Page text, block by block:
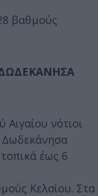
βαθμούς
ΔΩΔΕΚΑΝΗΣΑ
νότιοι
Δωδεκάνησα
τοπικά έως 6
Κελσίου. Στα